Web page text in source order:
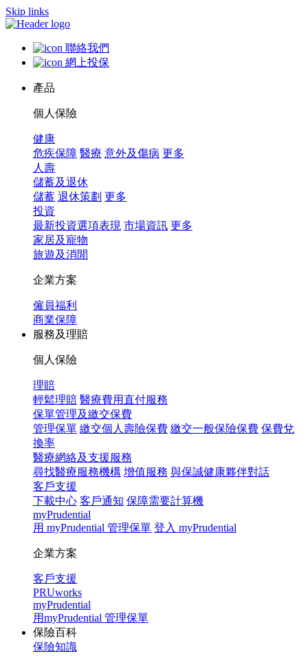
Skip links
聯絡我們
網上投保
產品
個人保險
健康
危疾保障 醫療 意外及傷病 更多
人壽
儲蓄及退休
儲蓄 退休策劃 更多
投資
最新投資選項表現 市場資訊 更多
家居及寵物
旅遊及消閒
企業方案
僱員福利
商業保障
服務及理賠
個人保險
理賠
輕鬆理賠 醫療費用直付服務
保單管理及繳交保費
管理保單 繳交個人壽險保費 繳交一般保險保費 保費兌
換率
醫療網絡及支援服務
尋找醫療服務機構 增值服務 與保誠健康夥伴對話
客戶支援
下載中心 客戶通知 保障需要計算機
myPrudential
用 myPrudential 管理保單 登入 myPrudential
企業方案
客戶支援
PRUworks
myPrudential
用myPrudential 管理保單
保險百科
保險知識